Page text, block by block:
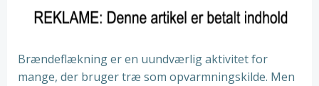
Brændeflækning er en uundværlig aktivitet for
mange, der bruger træ som opvarmningskilde. Men